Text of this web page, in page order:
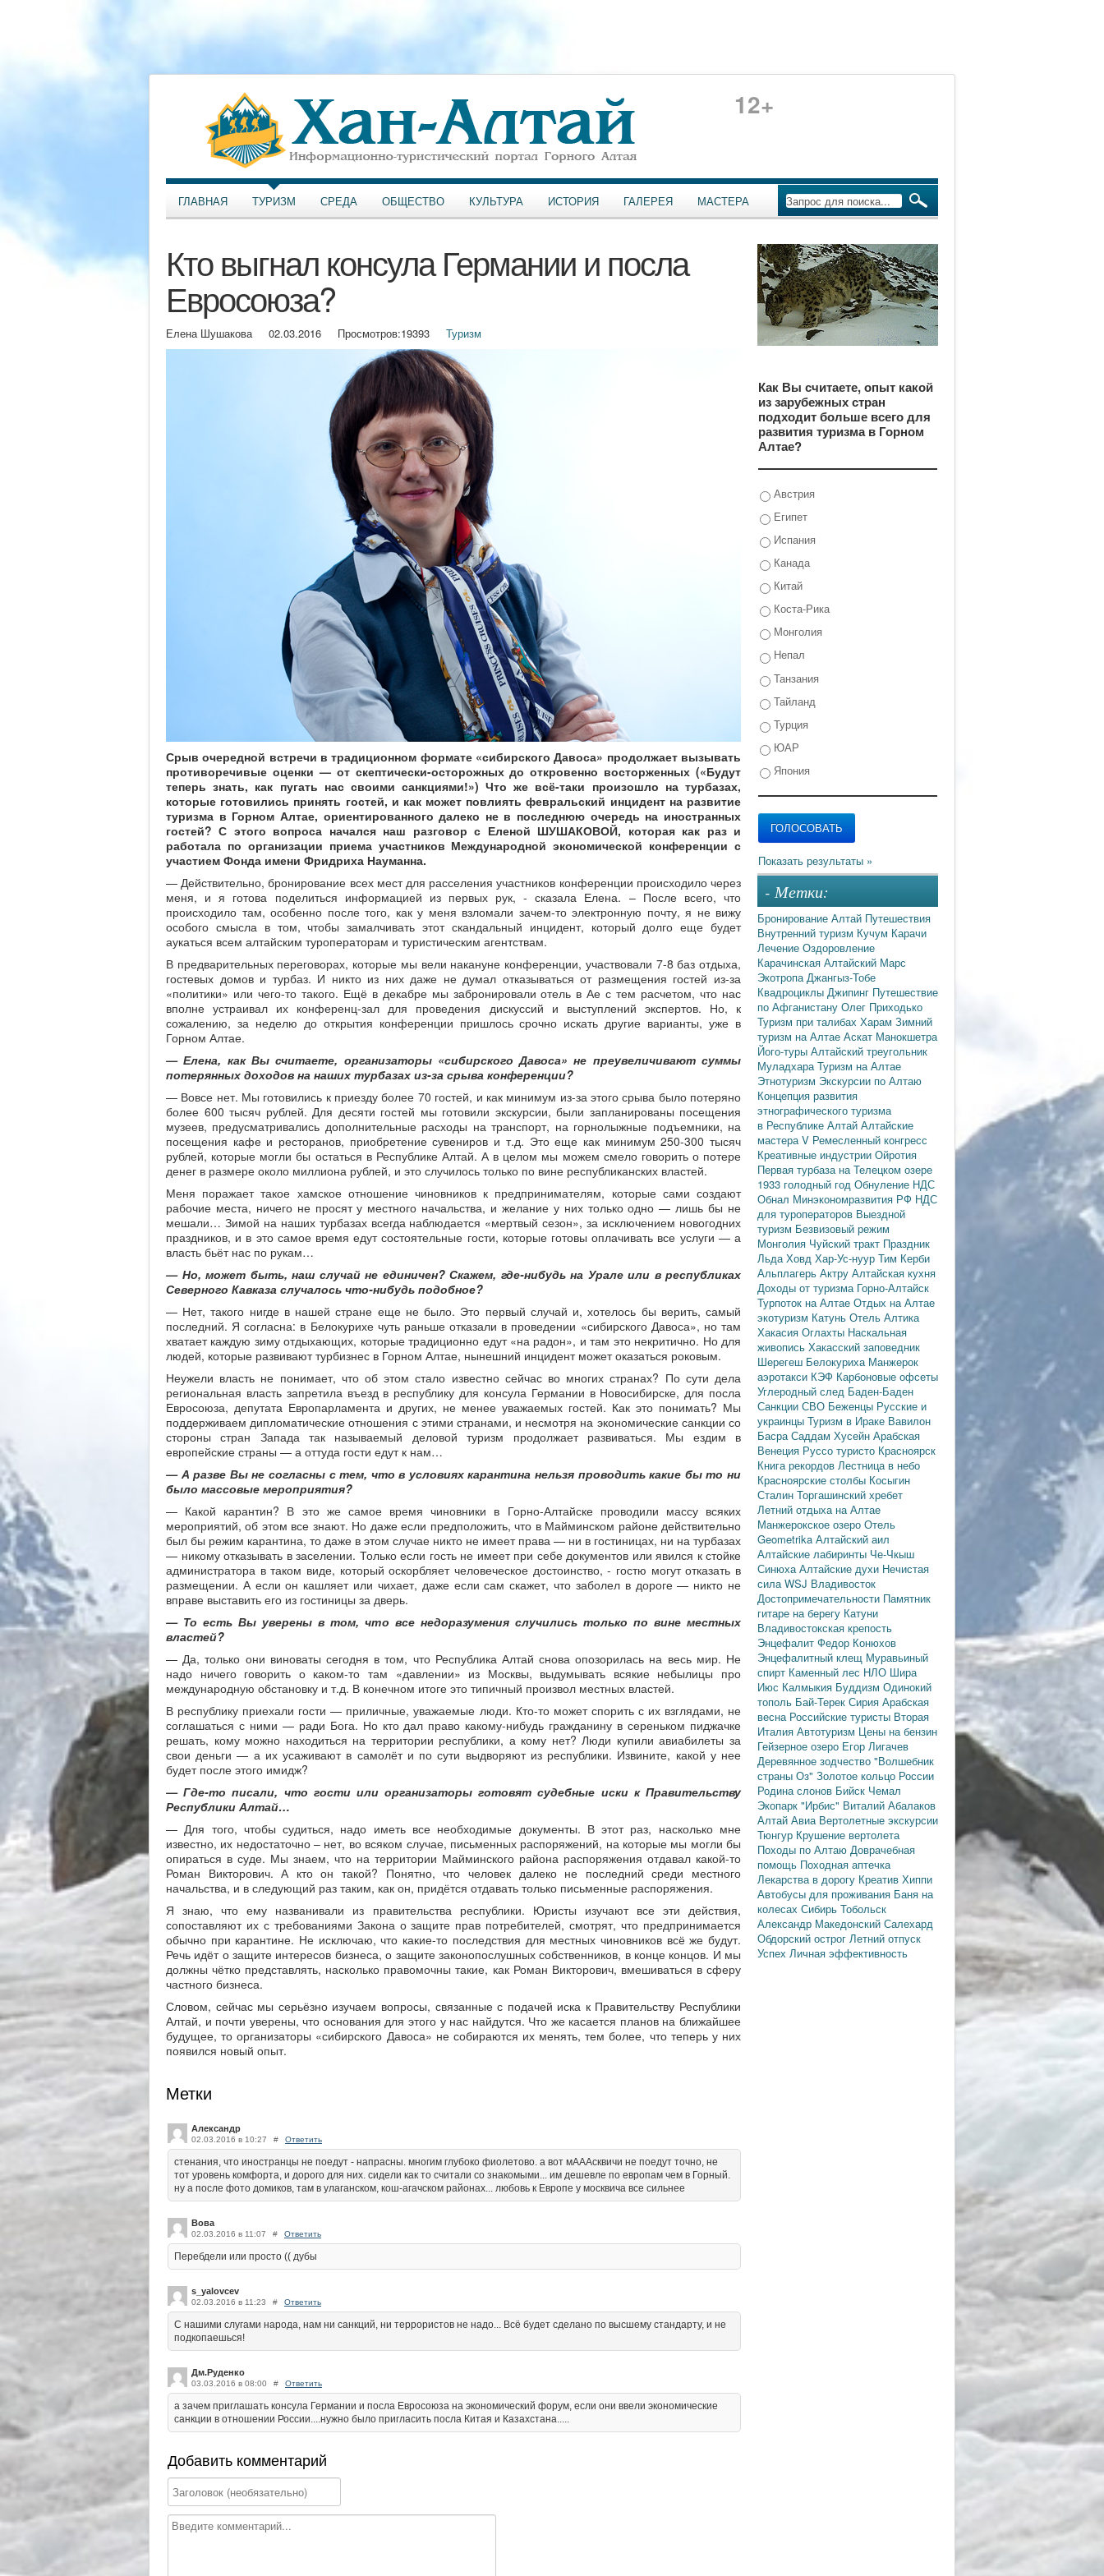
12+
ГЛАВНАЯ ТУРИЗМ СРЕДА ОБЩЕСТВО КУЛЬТУРА ИСТОРИЯ ГАЛЕРЕЯ МАСТЕРА
Кто выгнал консула Германии и посла
Евросоюза?
Елена Шушакова 02.03.2016 Просмотров:19393 Туризм
Срыв очередной встречи в традиционном формате «сибирского Давоса» продолжает вызывать
противоречивые оценки — от скептически-осторожных до откровенно восторженных («Будут
теперь знать, как пугать нас своими санкциями!») Что же всё-таки произошло на турбазах,
которые готовились принять гостей, и как может повлиять февральский инцидент на развитие
туризма в Горном Алтае, ориентированного далеко не в последнюю очередь на иностранных
гостей? С этого вопроса начался наш разговор с Еленой ШУШАКОВОЙ, которая как раз и
работала по организации приема участников Международной экономической конференции с
участием Фонда имени Фридриха Науманна.
— Действительно, бронирование всех мест для расселения участников конференции происходило через
меня, и я готова поделиться информацией из первых рук, - сказала Елена. – После всего, что
происходило там, особенно после того, как у меня взломали зачем-то электронную почту, я не вижу
особого смысла в том, чтобы замалчивать этот скандальный инцидент, который долго еще будет
аукаться всем алтайским туроператорам и туристическим агентствам.
В предварительных переговорах, которые мы вели накануне конференции, участвовали 7-8 баз отдыха,
гостевых домов и турбаз. И никто из них даже не думал отказываться от размещения гостей из-за
«политики» или чего-то такого. Ещё в декабре мы забронировали отель в Ае с тем расчетом, что нас
вполне устраивал их конференц-зал для проведения дискуссий и выступлений экспертов. Но, к
сожалению, за неделю до открытия конференции пришлось срочно искать другие варианты, уже в
Горном Алтае.
— Елена, как Вы считаете, организаторы «сибирского Давоса» не преувеличивают суммы
потерянных доходов на наших турбазах из-за срыва конференции?
— Вовсе нет. Мы готовились к приезду более 70 гостей, и как минимум из-за этого срыва было потеряно
более 600 тысяч рублей. Для десяти гостей мы готовили экскурсии, были запланированы посещения
музеев, предусматривались дополнительные расходы на транспорт, на горнолыжные подъемники, на
посещения кафе и ресторанов, приобретение сувениров и т.д. Это еще как минимум 250-300 тысяч
рублей, которые могли бы остаться в Республике Алтай. А в целом мы можем смело говорить о потере
денег в размере около миллиона рублей, и это случилось только по вине республиканских властей.
Меня поражает такое хамское отношение чиновников к предпринимателям, которые сами создают
рабочие места, ничего не просят у местного начальства, и желание у них только одно — лишь бы не
мешали… Зимой на наших турбазах всегда наблюдается «мертвый сезон», за исключением новогодних
праздников, и в это самое время едут состоятельные гости, которые готовы оплачивать все услуги — а
власть бьёт нас по рукам…
— Но, может быть, наш случай не единичен? Скажем, где-нибудь на Урале или в республиках
Северного Кавказа случалось что-нибудь подобное?
— Нет, такого нигде в нашей стране еще не было. Это первый случай и, хотелось бы верить, самый
последний. Я согласна: в Белокурихе чуть раньше отказали в проведении «сибирского Давоса», но там
хватает каждую зиму отдыхающих, которые традиционно едут «на радон», и там это некритично. Но для
людей, которые развивают турбизнес в Горном Алтае, нынешний инцидент может оказаться роковым.
Неужели власть не понимает, что об этом стало известно сейчас во многих странах? По сути дела
региональная власть запретила въезд в республику для консула Германии в Новосибирске, для посла
Евросоюза, депутата Европарламента и других, не менее уважаемых гостей. Как это понимать? Мы
поддерживаем дипломатические отношения с этими странами, и несмотря на экономические санкции со
стороны стран Запада так называемый деловой туризм продолжает развиваться. Мы ездим в
европейские страны — а оттуда гости едут к нам…
— А разве Вы не согласны с тем, что в условиях карантина нельзя проводить какие бы то ни
было массовые мероприятия?
— Какой карантин? В это же самое время чиновники в Горно-Алтайске проводили массу всяких
мероприятий, об этом все знают. Но даже если предположить, что в Майминском районе действительно
был бы режим карантина, то даже в этом случае никто не имеет права — ни в гостиницах, ни на турбазах
— никому отказывать в заселении. Только если гость не имеет при себе документов или явился к стойке
администратора в таком виде, который оскорбляет человеческое достоинство, - гостю могут отказать в
размещении. А если он кашляет или чихает, даже если сам скажет, что заболел в дороге — никто не
вправе выставить его из гостиницы за дверь.
— То есть Вы уверены в том, что все недоразумения случились только по вине местных
властей?
— Да, только они виноваты сегодня в том, что Республика Алтай снова опозорилась на весь мир. Не
надо ничего говорить о каком-то там «давлении» из Москвы, выдумывать всякие небылицы про
международную обстановку и т.д. В конечном итоге это типичный произвол местных властей.
В республику приехали гости — приличные, уважаемые люди. Кто-то может спорить с их взглядами, не
соглашаться с ними — ради Бога. Но кто дал право какому-нибудь гражданину в сереньком пиджачке
решать, кому можно находиться на территории республики, а кому нет? Люди купили авиабилеты за
свои деньги — а их усаживают в самолёт и по сути выдворяют из республики. Извините, какой у нее
будет после этого имидж?
— Где-то писали, что гости или организаторы готовят судебные иски к Правительству
Республики Алтай…
— Для того, чтобы судиться, надо иметь все необходимые документы. В этот раз, насколько мне
известно, их недостаточно – нет, во всяком случае, письменных распоряжений, на которые мы могли бы
опираться в суде. Мы знаем, что на территории Майминского района распоряжения отдавал какой-то
Роман Викторович. А кто он такой? Понятно, что человек далеко не последний среди местного
начальства, и в следующий раз таким, как он, придётся отдавать только письменные распоряжения.
Я знаю, что ему названивали из правительства республики. Юристы изучают все эти действия,
сопоставляют их с требованиями Закона о защите прав потребителей, смотрят, что предпринимается
обычно при карантине. Не исключаю, что какие-то последствия для местных чиновников всё же будут.
Речь идёт о защите интересов бизнеса, о защите законопослушных собственников, в конце концов. И мы
должны чётко представлять, насколько правомочны такие, как Роман Викторович, вмешиваться в сферу
частного бизнеса.
Словом, сейчас мы серьёзно изучаем вопросы, связанные с подачей иска к Правительству Республики
Алтай, и почти уверены, что основания для этого у нас найдутся. Что же касается планов на ближайшее
будущее, то организаторы «сибирского Давоса» не собираются их менять, тем более, что теперь у них
появился новый опыт.
Метки
Александр
02.03.2016 в 10:27 # Ответить
стенания, что иностранцы не поедут - напрасны. многим глубоко фиолетово. а вот мАААсквичи не поедут точно, не
тот уровень комфорта, и дорого для них. сидели как то считали со знакомыми... им дешевле по европам чем в Горный.
ну а после фото домиков, там в улаганском, кош-агачском районах... любовь к Европе у москвича все сильнее
Вова
02.03.2016 в 11:07 # Ответить
Перебдели или просто (( дубы
s_yalovcev
02.03.2016 в 11:23 # Ответить
С нашими слугами народа, нам ни санкций, ни террористов не надо... Всё будет сделано по высшему стандарту, и не
подкопаешься!
Дм.Руденко
03.03.2016 в 08:00 # Ответить
а зачем приглашать консула Германии и посла Евросоюза на экономический форум, если они ввели экономические
санкции в отношении России....нужно было пригласить посла Китая и Казахстана.....
Добавить комментарий
Как Вы считаете, опыт какой
из зарубежных стран
подходит больше всего для
развития туризма в Горном
Алтае?
Австрия
Египет
Испания
Канада
Китай
Коста-Рика
Монголия
Непал
Танзания
Тайланд
Турция
ЮАР
Япония
- Метки:
Бронирование Алтай Путешествия
Внутренний туризм Кучум Карачи
Лечение Оздоровление
Карачинская Алтайский Марс
ЭкотропаДжангыз-Тобе
Квадроциклы Джипинг Путешествие
по Афганистану Олег Приходько
Туризм при талибах Харам Зимний
туризм на Алтае Аскат Манокшетра
Його-туры Алтайский треугольник
МуладхараТуризм на Алтае
Этнотуризм Экскурсии по Алтаю
Концепция развития
этнографического туризма
в Республике Алтай Алтайские
мастераV Ремесленный конгресс
Креативные индустрии Ойротия
Первая турбаза на Телецком озере
1933 голодный год Обнуление НДС
Обнал Минэкономразвития РФ НДС
для туроператоров Выездной
туризм Безвизовый режим
Монголия Чуйский тракт Праздник
ЛьдаХовд Хар-Ус-нуур Тим Керби
Альплагерь Актру Алтайская кухня
Доходы от туризма Горно-Алтайск
Турпоток на Алтае Отдых на Алтае
экотуризм Катунь Отель Алтика
Хакасия Оглахты Наскальная
живопись Хакасский заповедник
Шерегеш Белокуриха Манжерок
аэротакси КЭФ Карбоновые офсеты
Углеродный след Баден-Баден
Санкции СВО Беженцы Русские и
украинцы Туризм в Ираке Вавилон
БасраСаддам Хусейн Арабская
Венеция Руссо туристо Красноярск
Книга рекордов Лестница в небо
Красноярские столбы Косыгин
Сталин Торгашинский хребет
Летний отдыха на Алтае
Манжерокское озеро Отель
Geometrika Алтайский аил
Алтайские лабиринты Че-Чкыш
СинюхаАлтайские духи Нечистая
силаWSJ Владивосток
Достопримечательности Памятник
гитаре на берегу Катуни
Владивостокская крепость
Энцефалит Федор Конюхов
Энцефалитный клещ Муравьиный
спирт Каменный лес НЛО Шира
Июс Калмыкия Буддизм Одинокий
тополь Бай-Терек Сирия Арабская
весна Российские туристы Вторая
Италия Автотуризм Цены на бензин
Гейзерное озеро Егор Лигачев
Деревянное зодчество "Волшебник
страны Оз" Золотое кольцо России
Родина слонов Бийск Чемал
Экопарк "Ирбис" Виталий Абалаков
Алтай Авиа Вертолетные экскурсии
Тюнгур Крушение вертолета
Походы по Алтаю Доврачебная
помощь Походная аптечка
Лекарства в дорогу Креатив Хиппи
Автобусы для проживания Баня на
колесах Сибирь Тобольск
Александр Македонский Салехард
Обдорский острог Летний отпуск
Успех Личная эффективность